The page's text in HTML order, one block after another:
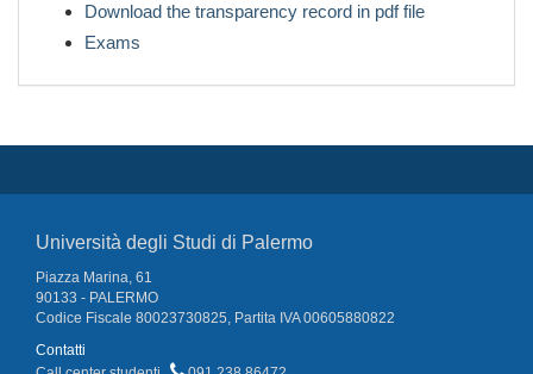
Download the transparency record in pdf file
Exams
Università degli Studi di Palermo
Piazza Marina, 61
90133 - PALERMO
Codice Fiscale 80023730825, Partita IVA 00605880822
Contatti